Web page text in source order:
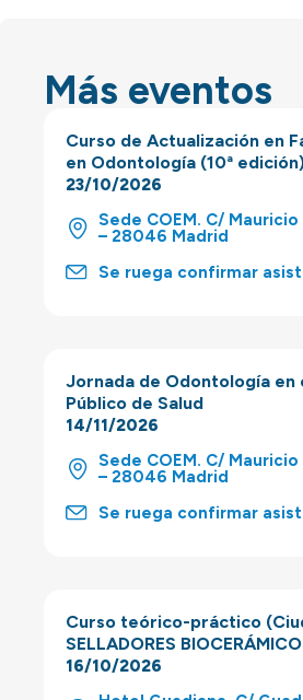
Más eventos
Curso de Actualización en
en Odontología (10ª
23/10/2026
Sede COEM. C/
– 28046 Madrid
Se ruega confirmar
Jornada de Odontología en
Público de Salud
14/11/2026
Sede COEM. C/
– 28046 Madrid
Se ruega confirmar
Curso teórico-práctico
SELLADORES
16/10/2026